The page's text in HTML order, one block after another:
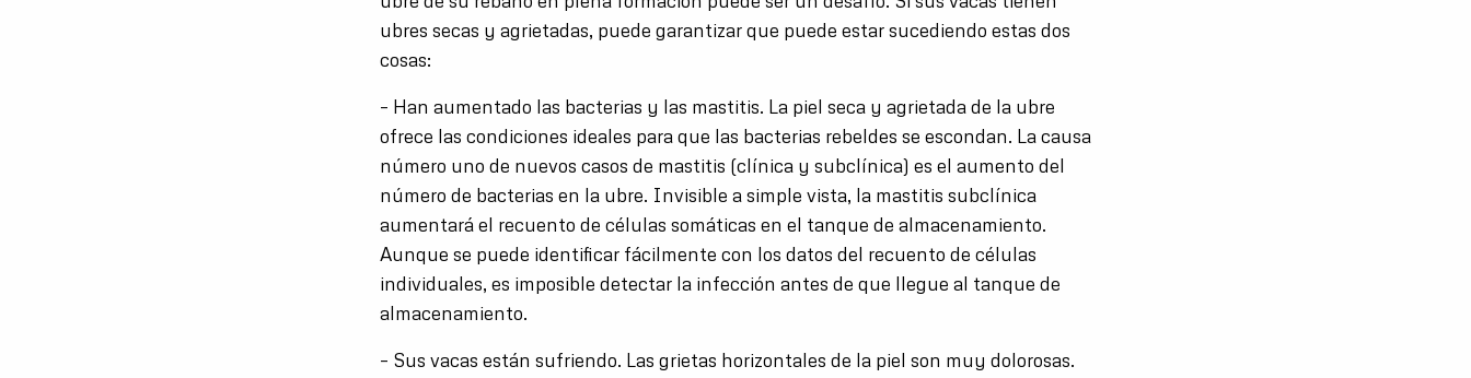
ubres secas y agrietadas, puede garantizar que puede estar sucediendo estas dos
cosas:
– Han aumentado las bacterias y las mastitis. La piel seca y agrietada de la ubre
ofrece las condiciones ideales para que las bacterias rebeldes se escondan. La causa
número uno de nuevos casos de mastitis (clínica y subclínica) es el aumento del
número de bacterias en la ubre. Invisible a simple vista, la mastitis subclínica
aumentará el recuento de células somáticas en el tanque de almacenamiento.
Aunque se puede identificar fácilmente con los datos del recuento de células
individuales, es imposible detectar la infección antes de que llegue al tanque de
almacenamiento.
– Sus vacas están sufriendo. Las grietas horizontales de la piel son muy dolorosas.